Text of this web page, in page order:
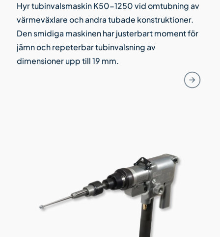
Hyr tubinvalsmaskin K50-1250 vid omtubning av
värmeväxlare och andra tubade konstruktioner.
Den smidiga maskinen har justerbart moment för
jämn och repeterbar tubinvalsning av
dimensioner upp till 19 mm.